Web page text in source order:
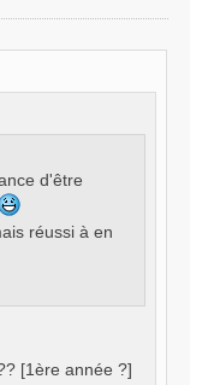
d'être
réussi à en
[1ère année ?]